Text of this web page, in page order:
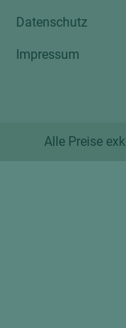
Datenschutz
Impressum
Alle Preise